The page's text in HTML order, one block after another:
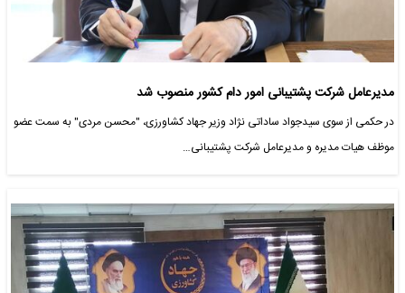
مدیرعامل شرکت پشتیبانی امور دام کشور منصوب شد
در حکمی از سوی سیدجواد ساداتی نژاد وزیر جهاد کشاورزی، "محسن مردی" به سمت عضو
موظف هیات مدیره و مدیرعامل شرکت پشتیبانی…